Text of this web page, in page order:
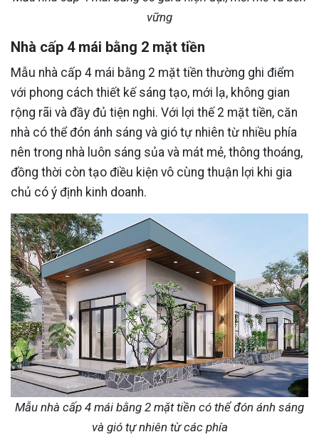
vững
Nhà cấp 4 mái bằng 2 mặt tiền
Mẫu nhà cấp 4 mái bằng 2 mặt tiền thường ghi điểm
với phong cách thiết kế sáng tạo, mới lạ, không gian
rộng rãi và đầy đủ tiện nghi. Với lợi thế 2 mặt tiền, căn
nhà có thể đón ánh sáng và gió tự nhiên từ nhiều phía
nên trong nhà luôn sáng sủa và mát mẻ, thông thoáng,
đồng thời còn tạo điều kiện vô cùng thuận lợi khi gia
chủ có ý định kinh doanh.
Mẫu nhà cấp 4 mái bằng 2 mặt tiền có thể đón ánh sáng
và gió tự nhiên từ các phía